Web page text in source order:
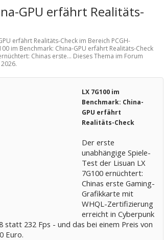
GPU erfährt Realitäts-
erfährt Realitäts-Check im Bereich PCGH-
im Benchmark: China-GPU erfährt Realitäts-Check
Chinas erste... Dieses Thema im Forum
.
LX 7G100 im
Benchmark: China-
GPU erfährt
Realitäts-Check
Der erste
unabhängige Spiele-
Test der Lisuan LX
7G100 ernüchtert:
Chinas erste Gaming-
Grafikkarte mit
WHQL-Zertifizierung
erreicht in Cyberpunk
statt 232 Fps - und das bei einem Preis von
Euro.